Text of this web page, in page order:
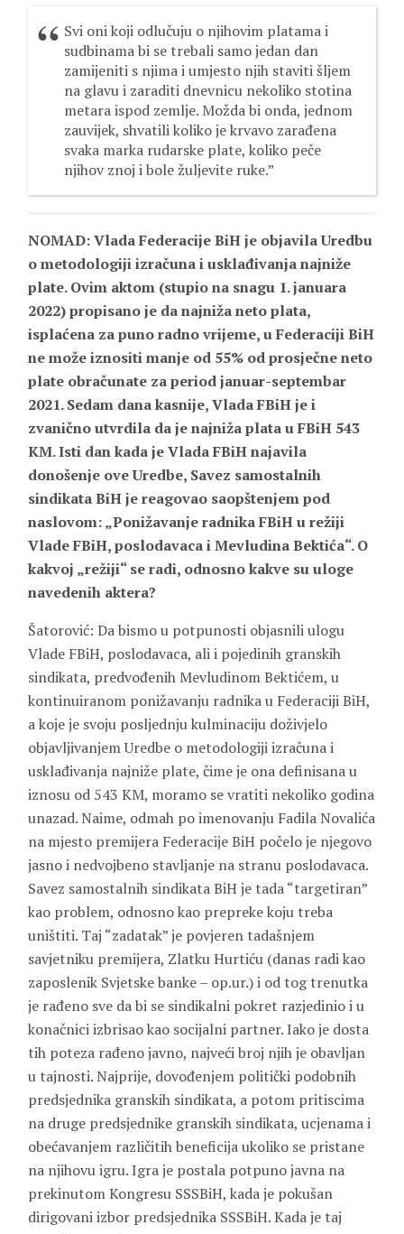
Svi oni koji odlučuju o njihovim platama i
sudbinama bi se trebali samo jedan dan
zamijeniti s njima i umjesto njih staviti šljem
na glavu i zaraditi dnevnicu nekoliko stotina
metara ispod zemlje. Možda bi onda, jednom
zauvijek, shvatili koliko je krvavo zarađena
svaka marka rudarske plate, koliko peče
njihov znoj i bole žuljevite ruke.”
NOMAD: Vlada Federacije BiH je objavila Uredbu
o metodologiji izračuna i usklađivanja najniže
plate. Ovim aktom (stupio na snagu 1. januara
2022) propisano je da najniža neto plata,
isplaćena za puno radno vrijeme, u Federaciji BiH
ne može iznositi manje od 55% od prosječne neto
plate obračunate za period januar-septembar
2021. Sedam dana kasnije, Vlada FBiH je i
zvanično utvrdila da je najniža plata u FBiH 543
KM. Isti dan kada je Vlada FBiH najavila
donošenje ove Uredbe, Savez samostalnih
sindikata BiH je reagovao saopštenjem pod
naslovom: „Ponižavanje radnika FBiH u režiji
Vlade FBiH, poslodavaca i Mevludina Bektića“. O
kakvoj „režiji“ se radi, odnosno kakve su uloge
navedenih aktera?
Šatorović: Da bismo u potpunosti objasnili ulogu
Vlade FBiH, poslodavaca, ali i pojedinih granskih
sindikata, predvođenih Mevludinom Bektićem, u
kontinuiranom ponižavanju radnika u Federaciji BiH,
a koje je svoju posljednju kulminaciju doživjelo
objavljivanjem Uredbe o metodologiji izračuna i
usklađivanja najniže plate, čime je ona definisana u
iznosu od 543 KM, moramo se vratiti nekoliko godina
unazad. Naime, odmah po imenovanju Fadila Novalića
na mjesto premijera Federacije BiH počelo je njegovo
jasno i nedvojbeno stavljanje na stranu poslodavaca.
Savez samostalnih sindikata BiH je tada “targetiran”
kao problem, odnosno kao prepreke koju treba
uništiti. Taj “zadatak” je povjeren tadašnjem
savjetniku premijera, Zlatku Hurtiću (danas radi kao
zaposlenik Svjetske banke – op.ur.) i od tog trenutka
je rađeno sve da bi se sindikalni pokret razjedinio i u
konačnici izbrisao kao socijalni partner. Iako je dosta
tih poteza rađeno javno, najveći broj njih je obavljan
u tajnosti. Najprije, dovođenjem politički podobnih
predsjednika granskih sindikata, a potom pritiscima
na druge predsjednike granskih sindikata, ucjenama i
obećavanjem različitih beneficija ukoliko se pristane
na njihovu igru. Igra je postala potpuno javna na
prekinutom Kongresu SSSBiH, kada je pokušan
dirigovani izbor predsjednika SSSBiH. Kada je taj